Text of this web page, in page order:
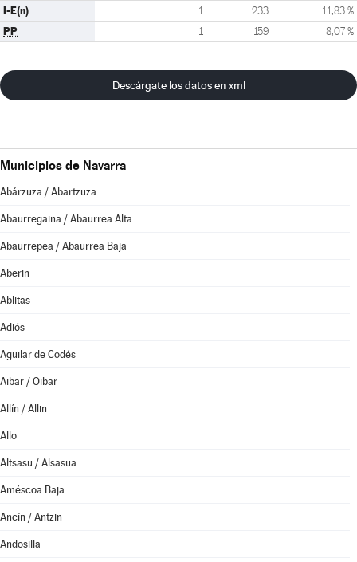
I-E(n) 1 233 11,83 %
PP 1 159 8,07 %
Descárgate los datos en xml
Municipios de Navarra
Abárzuza / Abartzuza
Abaurregaina / Abaurrea Alta
Abaurrepea / Abaurrea Baja
Aberin
Ablitas
Adiós
Aguilar de Codés
Aibar / Oibar
Allín / Allin
Allo
Altsasu / Alsasua
Améscoa Baja
Ancín / Antzin
Andosilla